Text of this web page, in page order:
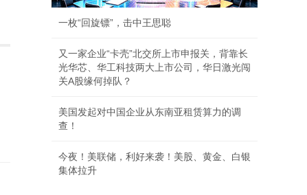
一枚“回旋镖”，击中王思聪
又一家企业“卡壳”北交所上市申报关，背靠长
光华芯、华工科技两大上市公司，华日激光闯
关A股缘何掉队？
美国发起对中国企业从东南亚租赁算力的调
查！
今夜！美联储，利好来袭！美股、黄金、白银
集体拉升